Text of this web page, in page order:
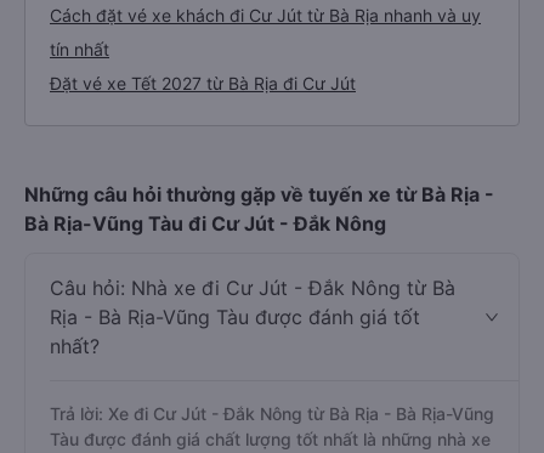
Cách đặt vé xe khách đi Cư Jút từ Bà Rịa nhanh và uy
tín nhất
Đặt vé xe Tết 2027 từ Bà Rịa đi Cư Jút
Những câu hỏi thường gặp về tuyến xe từ Bà Rịa -
Bà Rịa-Vũng Tàu đi Cư Jút - Đắk Nông
Câu hỏi: Nhà xe đi Cư Jút - Đắk Nông từ Bà
Rịa - Bà Rịa-Vũng Tàu được đánh giá tốt
nhất?
Trả lời: Xe đi Cư Jút - Đắk Nông từ Bà Rịa - Bà Rịa-Vũng
Tàu được đánh giá chất lượng tốt nhất là những nhà xe